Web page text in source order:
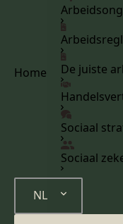
Home
De juiste
Sociaal
Sociaal
NL